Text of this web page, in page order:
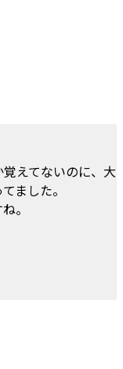
えてないのに、大
ました。
。